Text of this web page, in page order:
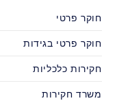
חוקר פרטי
חוקר פרטי בגידות
חקירות כלכליות
משרד חקירות